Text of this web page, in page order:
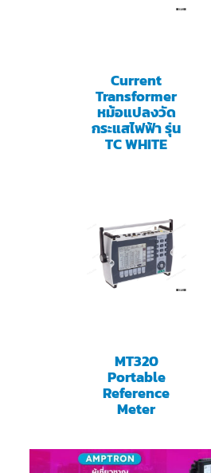
Current
Transformer
หม้อแปลงวัด
กระแสไฟฟ้า รุ่น
TC WHITE
MT320
Portable
Reference
Meter